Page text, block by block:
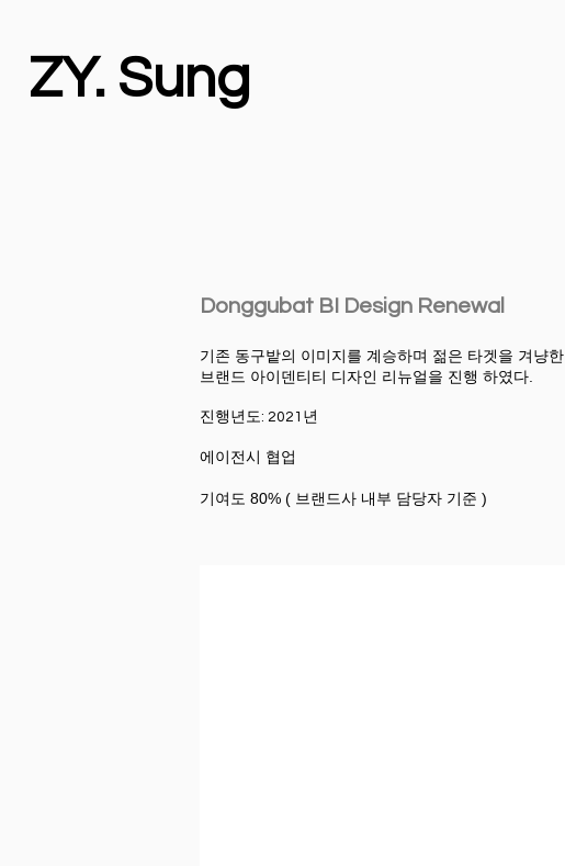
ZY. Sung
Donggubat BI Design Renewal
기존 동구밭의 이미지를 계승하며 젊은 타겟을 겨냥한
브랜드 아이덴티티 디자인 리뉴얼을 진행 하였다.
진행년도: 2021년 ​
에이전시 협업
기여도 80% ( 브랜드사 내부 담당자 기준 )